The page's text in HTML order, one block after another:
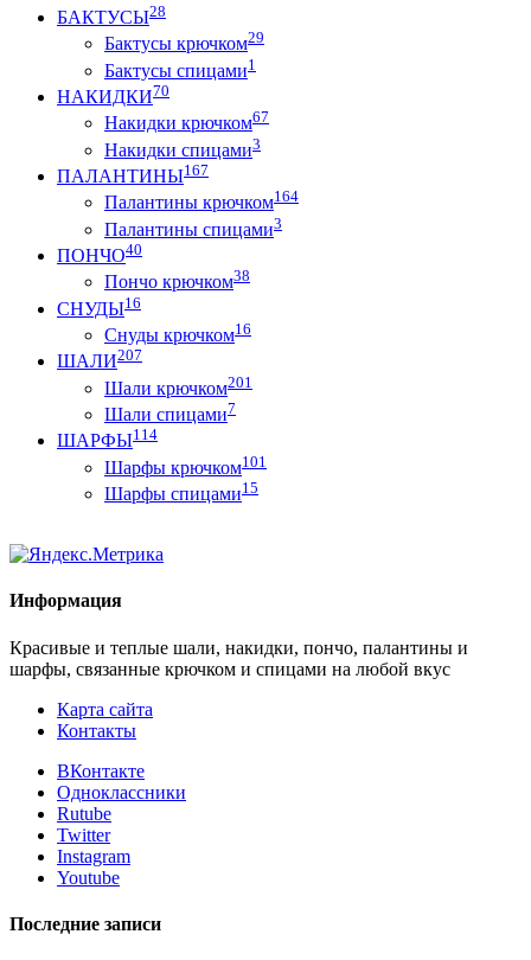
БАКТУСЫ28
Бактусы крючком29
Бактусы спицами1
НАКИДКИ70
Накидки крючком67
Накидки спицами3
ПАЛАНТИНЫ167
Палантины крючком164
Палантины спицами3
ПОНЧО40
Пончо крючком38
СНУДЫ16
Снуды крючком16
ШАЛИ207
Шали крючком201
Шали спицами7
ШАРФЫ114
Шарфы крючком101
Шарфы спицами15
Информация
Красивые и теплые шали, накидки, пончо, палантины и
шарфы, связанные крючком и спицами на любой вкус
Карта сайта
Контакты
ВКонтакте
Одноклассники
Rutube
Twitter
Instagram
Youtube
Последние записи